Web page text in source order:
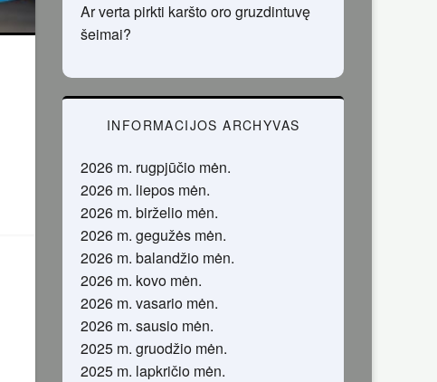
Ar verta pirkti karšto oro gruzdintuvę
šeimai?
INFORMACIJOS ARCHYVAS
2026 m. rugpjūčio mėn.
2026 m. liepos mėn.
2026 m. birželio mėn.
2026 m. gegužės mėn.
2026 m. balandžio mėn.
2026 m. kovo mėn.
2026 m. vasario mėn.
2026 m. sausio mėn.
2025 m. gruodžio mėn.
2025 m. lapkričio mėn.